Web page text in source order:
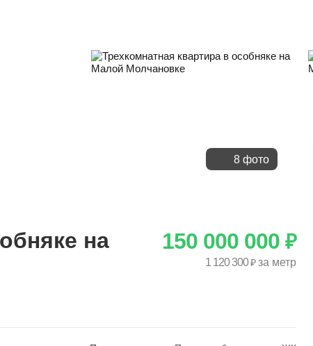
8 фото
на
150 000 000 ₽
1 120 300₽ за метр